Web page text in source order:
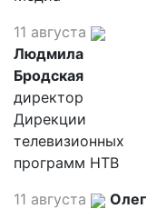
11 августа
Людмила
Бродская
директор
Дирекции
телевизионных
программ НТВ
11 августа
Олег